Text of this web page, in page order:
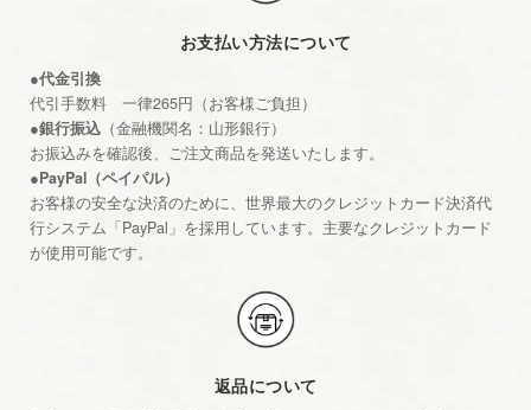
お支払い方法について
●代金引換
代引手数料 一律265円（お客様ご負担）
●銀行振込 （金融機関名：山形銀行）
お振込みを確認後、ご注文商品を発送いたします。
●PayPal（ペイパル）
お客様の安全な決済のために、世界最大のクレジットカード決済代
行システム「PayPal」を採用しています。主要なクレジットカード
が使用可能です。
返品について